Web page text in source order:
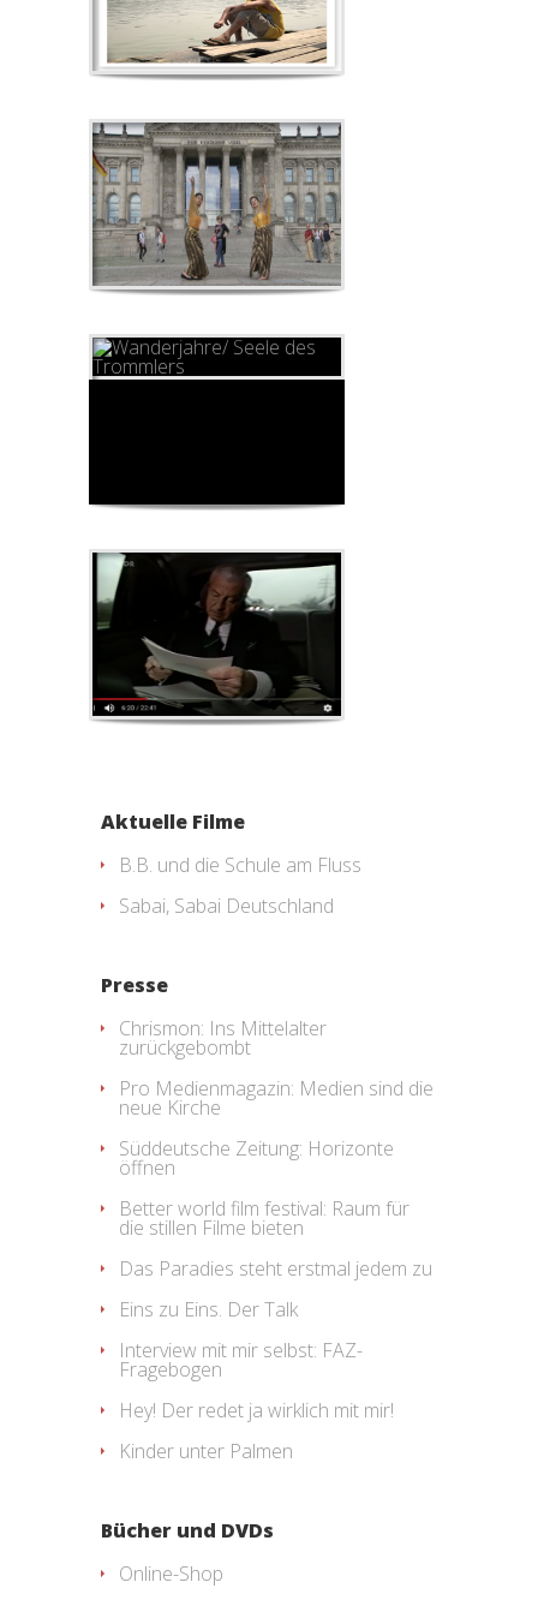
Aktuelle Filme
B.B. und die Schule am Fluss
Sabai, Sabai Deutschland
Presse
Chrismon: Ins Mittelalter
zurückgebombt
Pro Medienmagazin: Medien sind die
neue Kirche
Süddeutsche Zeitung: Horizonte
öffnen
Better world film festival: Raum für
die stillen Filme bieten
Das Paradies steht erstmal jedem zu
Eins zu Eins. Der Talk
Interview mit mir selbst: FAZ-
Fragebogen
Hey! Der redet ja wirklich mit mir!
Kinder unter Palmen
Bücher und DVDs
Online-Shop